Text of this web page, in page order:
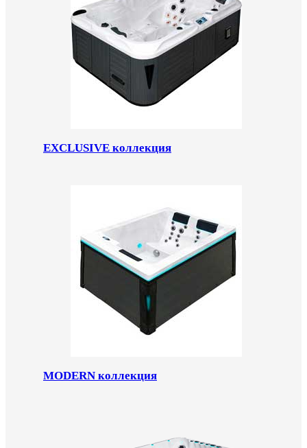
EXCLUSIVE коллекция
MODERN коллекция